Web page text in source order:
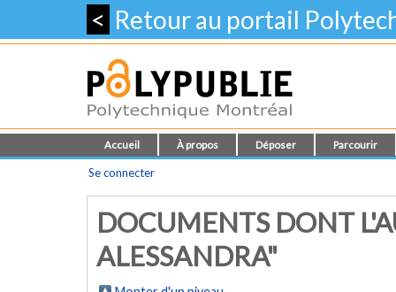
< Retour au portail
Accueil À propos Déposer Parcourir
Se connecter
DOCUMENTS DONT
ALESSANDRA"